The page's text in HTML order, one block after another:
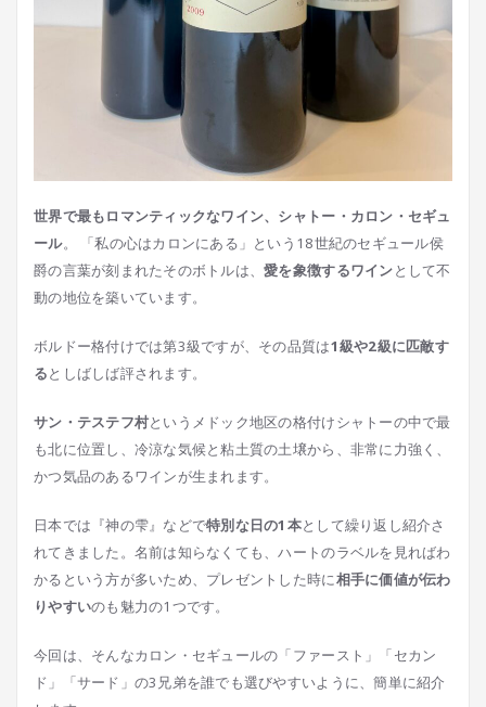
世界で最もロマンティックなワイン、シャトー・カロン・セギュ
ール。 「私の心はカロンにある」という18世紀のセギュール侯
爵の言葉が刻まれたそのボトルは、愛を象徴するワインとして不
動の地位を築いています。
ボルドー格付けでは第3級ですが、その品質は1級や2級に匹敵す
るとしばしば評されます。
サン・テステフ村というメドック地区の格付けシャトーの中で最
も北に位置し、冷涼な気候と粘土質の土壌から、非常に力強く、
かつ気品のあるワインが生まれます。
日本では『神の雫』などで特別な日の1本として繰り返し紹介さ
れてきました。名前は知らなくても、ハートのラベルを見ればわ
かるという方が多いため、プレゼントした時に相手に価値が伝わ
りやすいのも魅力の1つです。
今回は、そんなカロン・セギュールの「ファースト」「セカン
ド」「サード」の3兄弟を誰でも選びやすいように、簡単に紹介